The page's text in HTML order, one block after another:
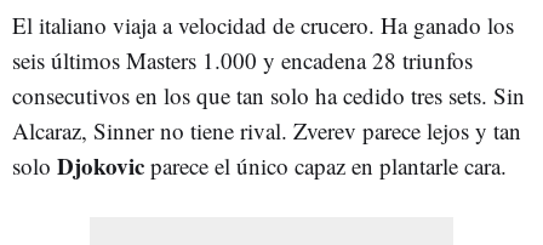
El italiano viaja a velocidad de crucero. Ha ganado los
seis últimos Masters 1.000 y encadena 28 triunfos
consecutivos en los que tan solo ha cedido tres sets. Sin
Alcaraz, Sinner no tiene rival. Zverev parece lejos y tan
solo Djokovic parece el único capaz en plantarle cara.